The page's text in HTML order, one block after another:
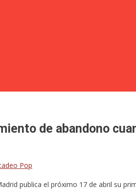
de abandono
Pop
publica el próximo 17 de abril su